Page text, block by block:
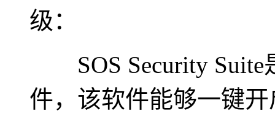
级：
SOS Security Suite
件，该软件能够一键